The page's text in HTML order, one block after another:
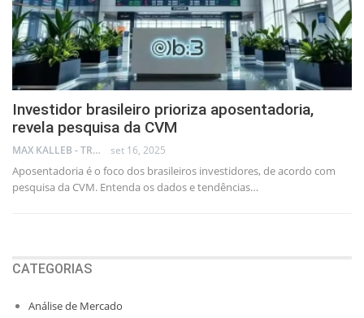
Investidor brasileiro prioriza aposentadoria,
revela pesquisa da CVM
MAX KALLEB - TRADER set 16, 2025
Aposentadoria é o foco dos brasileiros investidores, de acordo com
pesquisa da CVM. Entenda os dados e tendências…
CATEGORIAS
Análise de Mercado